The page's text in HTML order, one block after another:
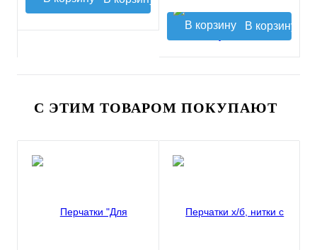
В корзину
С ЭТИМ ТОВАРОМ ПОКУПАЮТ